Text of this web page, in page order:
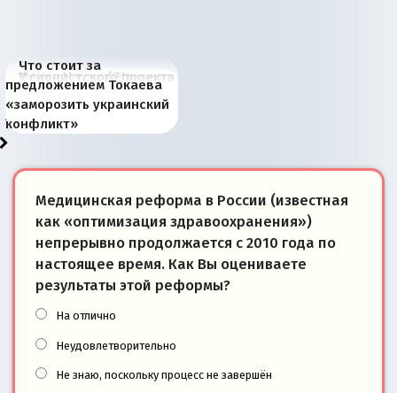
В России назрели
перемены: 15 шагов к
суверенной экономике
Миграционный пожар
Европы
Россия начинает
сбрасывать балласт
Анкориджа
Россия зимой 1904
года: первые уступки во
внутренней политике
Русская нация вчера и
сегодня
Почему правый крах в
Варшаве не поможет её
отношениям с Россией?
Место Науру / Науэро в
современной истории
Южной Осетии
У сионистского проекта
появилось украинское
измерение
Что стоит за
предложением Токаева
«заморозить украинский
конфликт»
Медицинская реформа в России (известная
как «оптимизация здравоохранения»)
непрерывно продолжается с 2010 года по
настоящее время. Как Вы оцениваете
результаты этой реформы?
На отлично
Неудовлетворительно
Не знаю, поскольку процесс не завершён